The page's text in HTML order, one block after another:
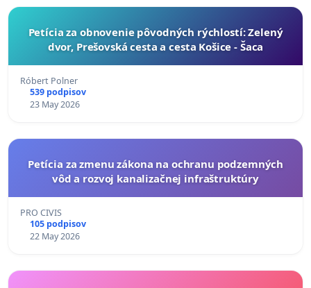
​Petícia za obnovenie pôvodných rýchlostí: Zelený
dvor, Prešovská cesta a cesta Košice - Šaca
Róbert Polner
539 podpisov
23 May 2026
Petícia za zmenu zákona na ochranu podzemných
vôd a rozvoj kanalizačnej infraštruktúry
PRO CIVIS
105 podpisov
22 May 2026